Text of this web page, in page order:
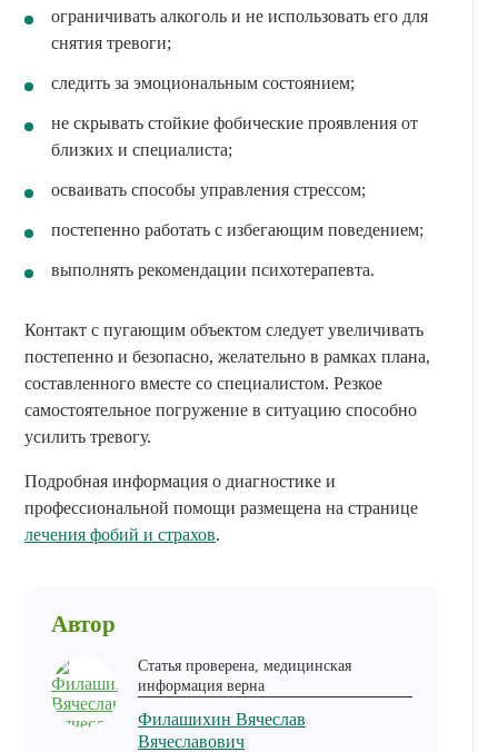
ограничивать алкоголь и не использовать его для
снятия тревоги;
следить за эмоциональным состоянием;
не скрывать стойкие фобические проявления от
близких и специалиста;
осваивать способы управления стрессом;
постепенно работать с избегающим поведением;
выполнять рекомендации психотерапевта.
Контакт с пугающим объектом следует увеличивать
постепенно и безопасно, желательно в рамках плана,
составленного вместе со специалистом. Резкое
самостоятельное погружение в ситуацию способно
усилить тревогу.
Подробная информация о диагностике и
профессиональной помощи размещена на странице
лечения фобий и страхов.
Автор
Статья проверена, медицинская
информация верна
Филашихин Вячеслав
Вячеславович